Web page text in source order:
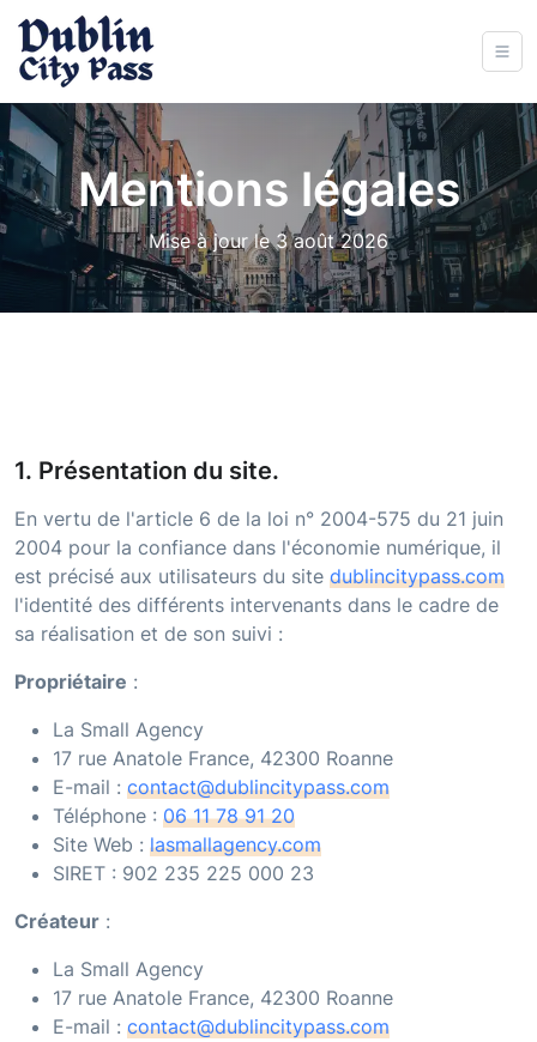
Mentions légales
Mise à jour le 3 août 2026
1. Présentation du site.
En vertu de l'article 6 de la loi n° 2004-575 du 21 juin
2004 pour la confiance dans l'économie numérique, il
est précisé aux utilisateurs du site dublincitypass.com
l'identité des différents intervenants dans le cadre de
sa réalisation et de son suivi :
Propriétaire :
La Small Agency
17 rue Anatole France, 42300 Roanne
E-mail : contact@dublincitypass.com
Téléphone : 06 11 78 91 20
Site Web : lasmallagency.com
SIRET : 902 235 225 000 23
Créateur :
La Small Agency
17 rue Anatole France, 42300 Roanne
E-mail : contact@dublincitypass.com